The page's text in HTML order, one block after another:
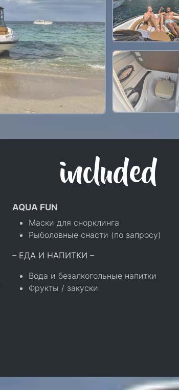
included
AQUA FUN
Маски для снорклинга
Рыболовные снасти (по запросу)
– ЕДА И НАПИТКИ –
Вода и безалкогольные напитки
Фрукты / закуски